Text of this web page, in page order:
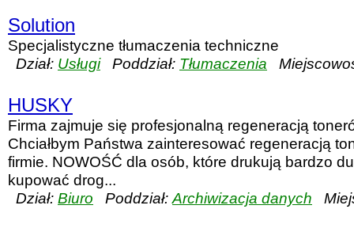
Solution
Specjalistyczne tłumaczenia techniczne
Dział: UsługiPoddział: Tłumaczenia
HUSKY
Firma zajmuje się profesjonalną regeneracją
Chciałbym Państwa zainteresować regeneracją
firmie. NOWOŚĆ dla osób, które drukują bardzo
kupować drog...
Dział: Biuro Poddział: Archiwizacja danych